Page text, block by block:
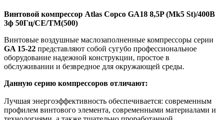
Винтовой компрессор Atlas Copco GA18 8,5P (Mk5 St)/400В
3ф 50Гц/СЕ/TM(500)
Винтовые воздушные маслозаполненные компрессоры серии
GA 15-22 представляют собой сугубо профессиональное
оборудование надежной конструкции, простое в
обслуживании и безвредное для окружающей среды.
Данную серию компрессоров отличают:
Лучшая энергоэффективность обеспечивается: современным
профилем винтового элемента, современными материалами и